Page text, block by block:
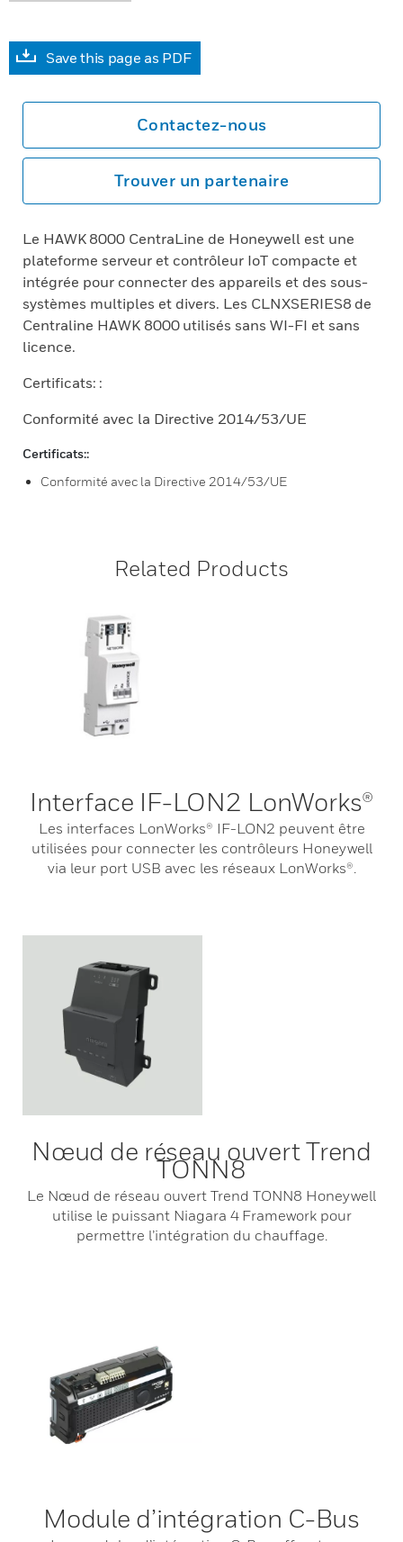
Save this page as PDF
Contactez-nous
Trouver un partenaire
Le HAWK 8000 CentraLine de Honeywell est une
plateforme serveur et contrôleur IoT compacte et
intégrée pour connecter des appareils et des sous-
systèmes multiples et divers. Les CLNXSERIES8 de
Centraline HAWK 8000 utilisés sans WI-FI et sans
licence.
Certificats: :
Conformité avec la Directive 2014/53/UE
Certificats::
Conformité avec la Directive 2014/53/UE
Related Products
Interface IF-LON2 LonWorks®
Les interfaces LonWorks® IF-LON2 peuvent être
utilisées pour connecter les contrôleurs Honeywell
via leur port USB avec les réseaux LonWorks®.
Nœud de réseau ouvert Trend
TONN8
Le Nœud de réseau ouvert Trend TONN8 Honeywell
utilise le puissant Niagara 4 Framework pour
permettre l’intégration du chauffage.
Module d’intégration C-Bus